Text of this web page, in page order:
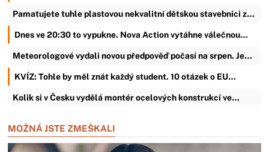
Pamatujete tuhle plastovou nekvalitní dětskou stavebnici z…
Dnes ve 20:30 to vypukne. Nova Action vytáhne válečnou…
Meteorologové vydali novou předpověď počasí na srpen. Je…
KVÍZ: Tohle by měl znát každý student. 10 otázek o EU…
Kolik si v Česku vydělá montér ocelových konstrukcí ve…
MOŽNÁ JSTE ZMEŠKALI